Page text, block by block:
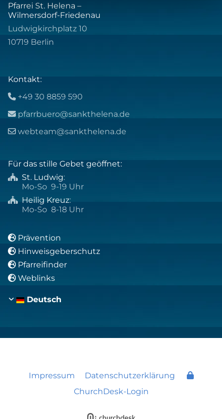
Pfarrei St. Helena –
Wilmersdorf-Friedenau
Ludwigkirchplatz 10
10719 Berlin
Kontakt:
 +49 30 8859 590
 pfarrbuero@sankthelena.de
 webteam@sankthelena.de
Für das stille Gebet geöffnet:
 St. Ludwig:
Mo-So 9-19 Uhr
 Heilig Kreuz:
Mo-So 8-18 Uhr
 Prävention
 Hinweisgeberschutz
 Pfarreifinder
 Weblinks
Deutsch
Impressum
Datenschutzerklärung
ChurchDesk-Login